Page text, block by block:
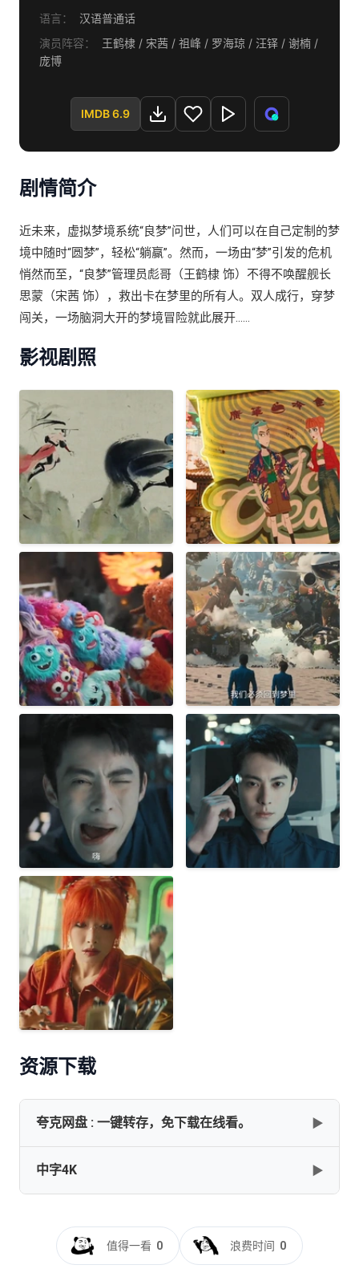
语言：
汉语普通话
演员阵容：
王鹤棣 / 宋茜 / 祖峰 / 罗海琼 / 汪铎 / 谢楠 /
庞博
IMDB 6.9
剧情简介
近未来，虚拟梦境系统“良梦”问世，人们可以在自己定制的梦
境中随时“圆梦”，轻松“躺赢”。然而，一场由“梦”引发的危机
悄然而至，“良梦”管理员彪哥（王鹤棣 饰）不得不唤醒舰长
思蒙（宋茜 饰），救出卡在梦里的所有人。双人成行，穿梦
闯关，一场脑洞大开的梦境冒险就此展开……
影视剧照
资源下载
夸克网盘 : 一键转存，免下载在线看。 ▶
✅《星河入梦 (2026)》【4K.SDR.高码率】【国语】【中文
字幕】【共：14.7G】
中字4K ▶
幕].Per.Aspera.Ad.Astra.2026.2160p.HQ.WEB-
DL.H265.DTS5.1-DreamHD
值得一看 0 浪费时间 0